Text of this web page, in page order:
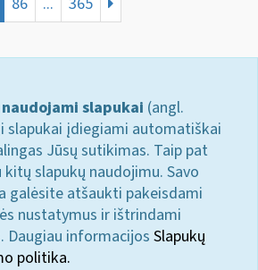
slapukai (angl.
slapukai įdiegiami automatiškai
Jūsų sutikimas. Taip pat
slapukų naudojimu. Savo
galėsite atšaukti pakeisdami
nustatymus ir ištrindami
Daugiau informacijos Slapukų
politika.